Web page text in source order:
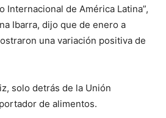
de América Latina”,
Ibarra, dijo que de enero a
una variación positiva de
solo detrás de la Unión
de alimentos.